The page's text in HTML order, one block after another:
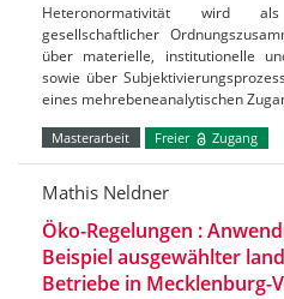
Heteronormativität wird
gesellschaftlicher
über materielle, institutionelle
sowie über
eines mehrebeneanalytischen
Masterarbeit Freier Zugang
Mathis Neldner
Öko-Regelungen :
Beispiel ausgewählter
Betriebe in Mecklenburg-